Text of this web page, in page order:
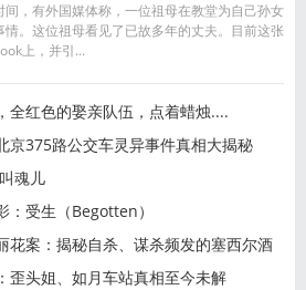
，有外国媒体称，一位祖母在教堂为自己孙女
。这位祖母看见了已故多年的丈夫。目前这张
上，并引...
全红色的娶亲队伍，点着蜡烛....
京375路公交车灵异事件真相大揭秘
魂儿
：受生（Begotten）
花案：揭秘自杀、谋杀频发的塞西尔酒
歪头姐、如月车站真相至今未解